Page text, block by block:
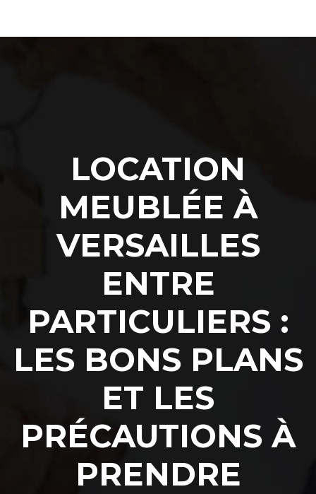
LOCATION
MEUBLÉE À
VERSAILLES
ENTRE
PARTICULIERS :
LES BONS PLANS
ET LES
PRÉCAUTIONS À
PRENDRE